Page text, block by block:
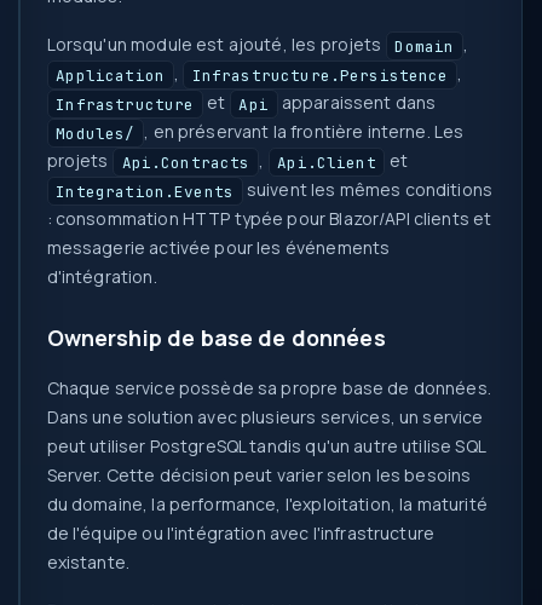
Lorsqu'un module est ajouté, les projets Domain ,
Application , Infrastructure.Persistence ,
Infrastructure et Api apparaissent dans
Modules/ , en préservant la frontière interne. Les
projets
Api.Contracts , Api.Client et
Integration.Events
suivent les mêmes conditions
: consommation HTTP typée pour Blazor/API clients et
messagerie activée pour les événements
d'intégration.
Ownership de base de données
Chaque service possède sa propre base de données.
Dans une solution avec plusieurs services, un service
peut utiliser PostgreSQL tandis qu'un autre utilise SQL
Server. Cette décision peut varier selon les besoins
du domaine, la performance, l'exploitation, la maturité
de l'équipe ou l'intégration avec l'infrastructure
existante.